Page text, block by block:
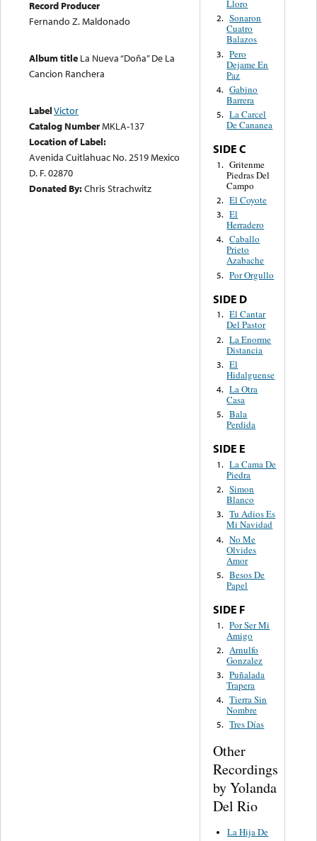
Record Producer
Fernando Z. Maldonado
Album title La Nueva “Doña” De La
Cancion Ranchera
LabelVictor
Catalog NumberMKLA-137
Location of Label:
Avenida Cuitlahuac No. 2519 Mexico
D. F. 02870
Donated By:Chris Strachwitz
Lloro
2. Sonaron
Cuatro
Balazos
3. Pero
Dejame En
Paz
4. Gabino
Barrera
5. La Carcel
De Cananea
SIDE C
1. Gritenme
Piedras Del
Campo
2. El Coyote
3. El
Herradero
4. Caballo
Prieto
Azabache
5. Por Orgullo
SIDE D
1. El Cantar
Del Pastor
2. La Enorme
Distancia
3. El
Hidalguense
4. La Otra
Casa
5. Bala
Perdida
SIDE E
1. La Cama De
Piedra
2. Simon
Blanco
3. Tu Adios Es
Mi Navidad
4. No Me
Olvides
Amor
5. Besos De
Papel
SIDE F
1. Por Ser Mi
Amigo
2. Arnulfo
Gonzalez
3. Puñalada
Trapera
4. Tierra Sin
Nombre
5. Tres Días
Other
Recordings
by Yolanda
Del Rio
La Hija De